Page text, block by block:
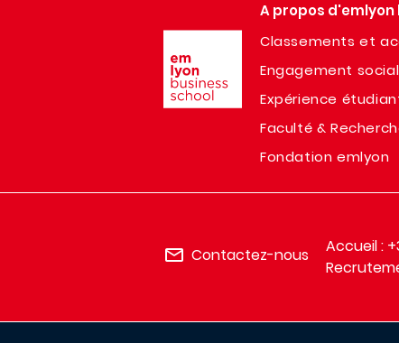
A propos
Classements et
Engagement
Expérience
Faculté &
Fondation emlyon
Contactez-nous
Accueil :